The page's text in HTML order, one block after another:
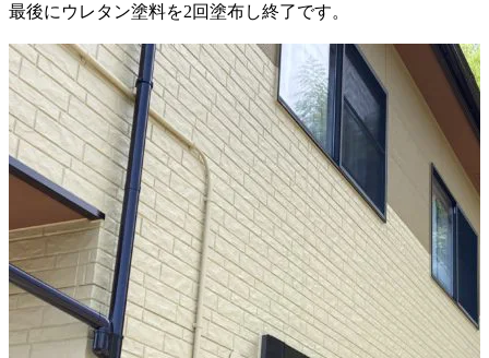
最後にウレタン塗料を2回塗布し終了です。